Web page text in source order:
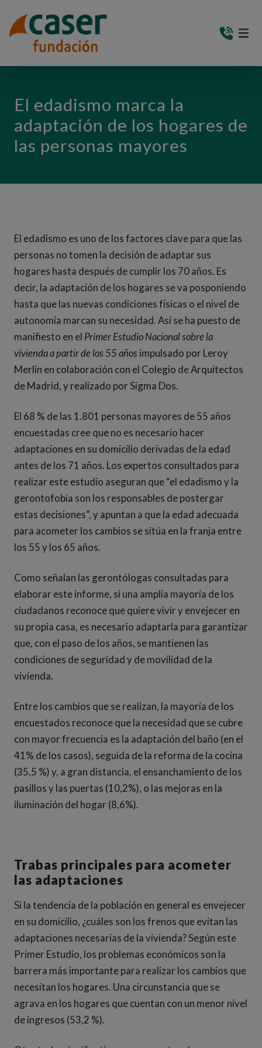
El edadismo marca la
adaptación de los hogares de
las personas mayores
El edadismo es uno de los factores clave para que las
personas no tomen la decisión de adaptar sus
hogares hasta después de cumplir los 70 años. Es
decir, la adaptación de los hogares se va posponiendo
hasta que las nuevas condiciones físicas o el nivel de
autonomía marcan su necesidad. Así se ha puesto de
manifiesto en el Primer Estudio Nacional sobre la
vivienda a partir de los 55 años impulsado por Leroy
Merlín en colaboración con el Colegio de Arquitectos
de Madrid, y realizado por Sigma Dos.
El 68 % de las 1.801 personas mayores de 55 años
encuestadas cree que no es necesario hacer
adaptaciones en su domicilio derivadas de la edad
antes de los 71 años. Los expertos consultados para
realizar este estudio aseguran que “el edadismo y la
gerontofobia son los responsables de postergar
estas decisiones”, y apuntan a que la edad adecuada
para acometer los cambios se sitúa en la franja entre
los 55 y los 65 años.
Como señalan las gerontólogas consultadas para
elaborar este informe, si una amplia mayoría de los
ciudadanos reconoce que quiere vivir y envejecer en
su propia casa, es necesario adaptarla para garantizar
que, con el paso de los años, se mantienen las
condiciones de seguridad y de movilidad de la
vivienda.
Entre los cambios que se realizan, la mayoría de los
encuestados reconoce que la necesidad que se cubre
con mayor frecuencia es la adaptación del baño (en el
41% de los casos), seguida de la reforma de la cocina
(35,5 %) y, a gran distancia, el ensanchamiento de los
pasillos y las puertas (10,2%), o las mejoras en la
iluminación del hogar (8,6%).
Trabas principales para acometer
las adaptaciones
Si la tendencia de la población en general es envejecer
en su domicilio, ¿cuáles son los frenos que evitan las
adaptaciones necesarias de la vivienda? Según este
Primer Estudio, los problemas económicos son la
barrera más importante para realizar los cambios que
necesitan los hogares. Una circunstancia que se
agrava en los hogares que cuentan con un menor nivel
de ingresos (53,2 %).